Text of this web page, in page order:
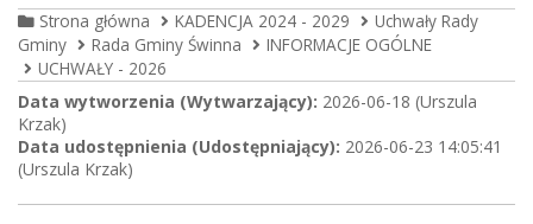
Strona główna KADENCJA 2024 - 2029
Uchwały Rady
Gminy
Rada Gminy Świnna
INFORMACJE OGÓLNE
UCHWAŁY - 2026
Data wytworzenia (Wytwarzający): 2026-06-18 (Urszula
Krzak)
Data udostępnienia (Udostępniający): 2026-06-23 14:05:41
(Urszula Krzak)